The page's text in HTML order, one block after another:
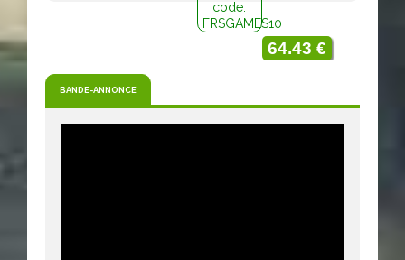
code:
FRSGAMES10
64.43 €
BANDE-ANNONCE